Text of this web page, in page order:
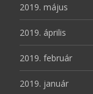
2019. május
2019. április
2019. február
2019. január